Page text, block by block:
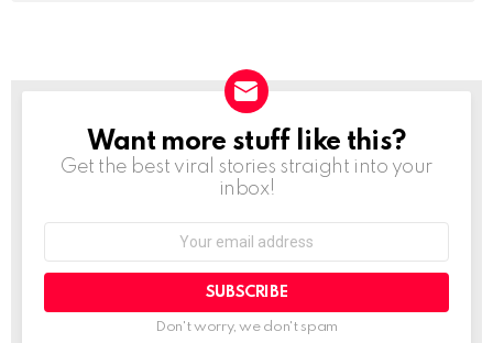
NEWSLETTER
Want more stuff like this?
Get the best viral stories straight into your
inbox!
Don't worry, we don't spam